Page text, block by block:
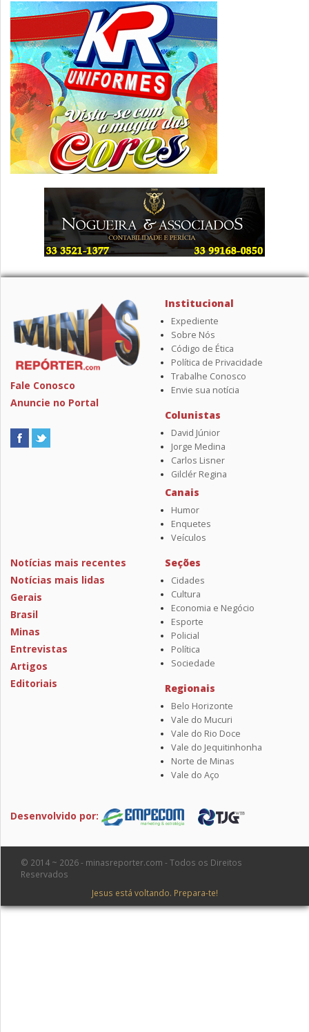
Fale Conosco
Anuncie no Portal
Institucional
Expediente
Sobre Nós
Código de Ética
Política de Privacidade
Trabalhe Conosco
Envie sua notícia
Colunistas
David Júnior
Jorge Medina
Carlos Lisner
Gilclér Regina
Canais
Humor
Enquetes
Veículos
Notícias mais recentes
Notícias mais lidas
Gerais
Brasil
Minas
Entrevistas
Artigos
Editoriais
Seções
Cidades
Cultura
Economia e Negócio
Esporte
Policial
Política
Sociedade
Regionais
Belo Horizonte
Vale do Mucuri
Vale do Rio Doce
Vale do Jequitinhonha
Norte de Minas
Vale do Aço
Desenvolvido por:
© 2014 ~ 2026 - minasreporter.com - Todos os Direitos
Reservados
Jesus está voltando. Prepara-te!